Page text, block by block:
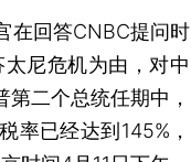
回答CNBC提问时
尼危机为由，对中
二个总统任期中，
率已经达到145%，